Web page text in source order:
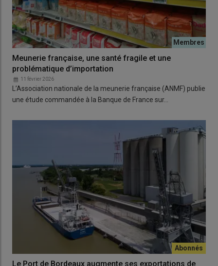
Meunerie française, une santé fragile et une
problématique d’importation
11 février 2026
L’Association nationale de la meunerie française (ANMF) publie
une étude commandée à la Banque de France sur…
Le Port de Bordeaux augmente ses exportations de